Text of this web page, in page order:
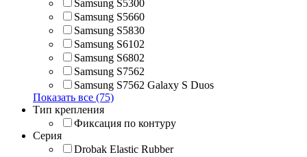
Samsung S5300
Samsung S5660
Samsung S5830
Samsung S6102
Samsung S6802
Samsung S7562
Samsung S7562 Galaxy S Duos
Показать все (75)
Тип крепления
Фиксация по контуру
Серия
Drobak Elastic Rubber